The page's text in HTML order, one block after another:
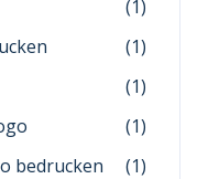
(1)
(1)
(1)
(1)
bedrucken
(1)